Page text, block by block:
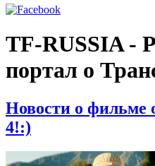
TF-RUSSIA -
портал о
Новости о фильме
4!:)